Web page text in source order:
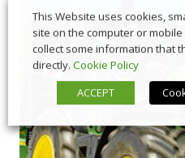
This Website uses cookies,
site on the computer or
collect some information that
directly. Cookie Policy
ACCEPT